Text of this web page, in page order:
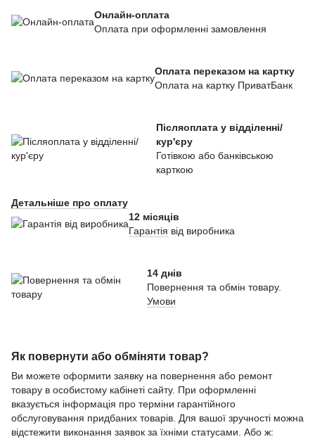
Онлайн-оплата
Оплата при оформленні замовлення
Оплата переказом на картку
Оплата на картку ПриватБанк
Післяоплата у відділенні/
кур'єру
Готівкою або банківською
карткою
Детальніше про оплату
12 місяців
Гарантія від виробника
14 днів
Повернення та обмін товару.
Умови
Як повернути або обміняти товар?
Ви можете оформити заявку на повернення або ремонт
товару в особистому кабінеті сайту. При оформленні
вказується інформація про терміни гарантійного
обслуговування придбаних товарів. Для вашої зручності можна
відстежити виконання заявок за їхніми статусами. Або ж: